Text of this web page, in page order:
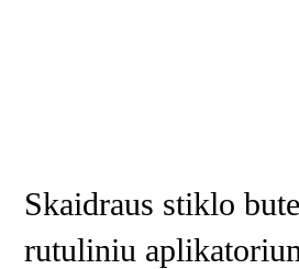
Skaidraus stiklo
rutuliniu